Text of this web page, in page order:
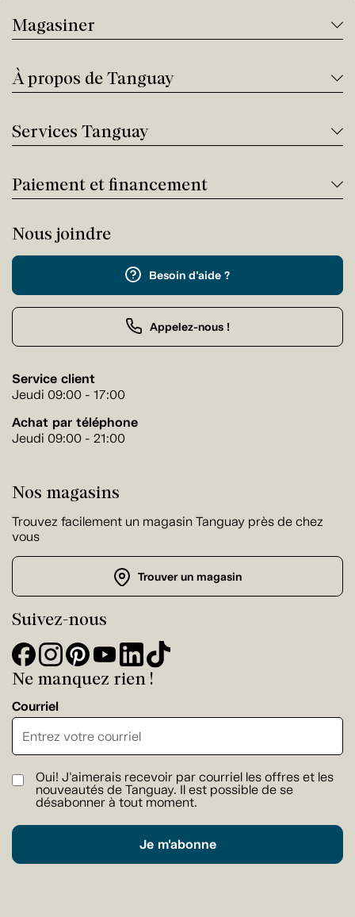
Magasiner
À propos de Tanguay
Services Tanguay
Paiement et financement
Nous joindre
Besoin d'aide ?
Appelez-nous !
Service client
Jeudi 09:00 - 17:00
Achat par téléphone
Jeudi 09:00 - 21:00
Nos magasins
Trouvez facilement un magasin Tanguay près de chez
vous
Trouver un magasin
Suivez-nous
Ne manquez rien !
Courriel
Oui! J'aimerais recevoir par courriel les offres et les
nouveautés de Tanguay. Il est possible de se
désabonner à tout moment.
Je m'abonne